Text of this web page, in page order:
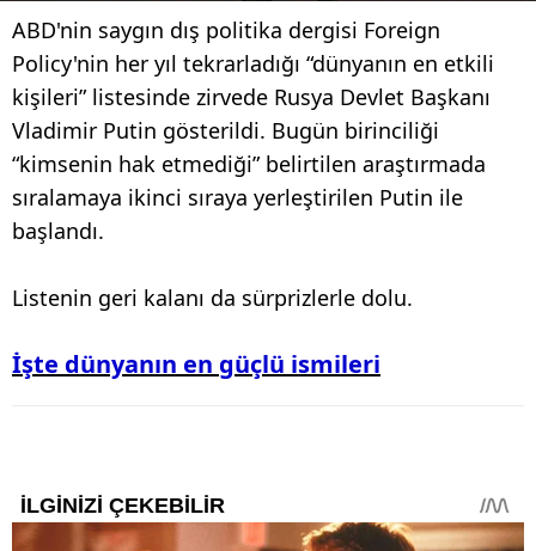
ABD'nin saygın dış politika dergisi Foreign
Policy'nin her yıl tekrarladığı “dünyanın en etkili
kişileri” listesinde zirvede Rusya Devlet Başkanı
Vladimir Putin gösterildi. Bugün birinciliği
“kimsenin hak etmediği” belirtilen araştırmada
sıralamaya ikinci sıraya yerleştirilen Putin ile
başlandı.
Listenin geri kalanı da sürprizlerle dolu.
İşte dünyanın en güçlü ismileri